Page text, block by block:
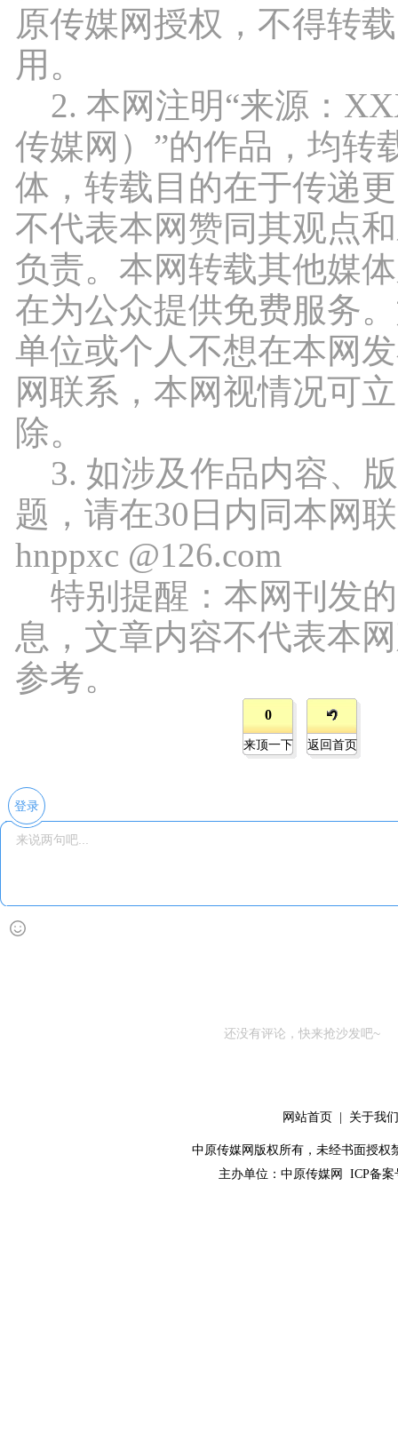
原传媒网授权，不得转
用。
2. 本网注明“来源：
传媒网）”的作品，均转
体，转载目的在于传递
不代表本网赞同其观点
负责。本网转载其他媒
在为公众提供免费服务
单位或个人不想在本网
网联系，本网视情况可
除。
3. 如涉及作品内容、
题，请在30日内同本网
hnppxc @126.com
特别提醒：本网刊发
息，文章内容不代表本
参考。
0
来顶一下 返回首页
登录
还没有评论，快来抢沙发吧~
网站首页 关于我们
中原传媒网版权所有，未经书面授权
主办单位： 中原传媒网 ICP备案